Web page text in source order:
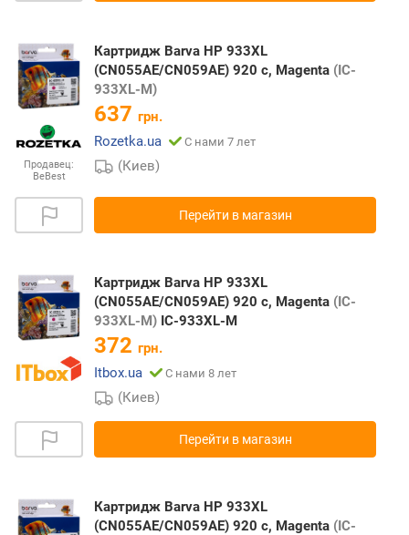
Продавец:
BeBest
Картридж Barva HP 933XL
(CN055AE/CN059AE) 920 c, Magenta (IC-
933XL-M)
637 грн.
Rozetka.ua
С нами 7 лет
(Киев)
Перейти в магазин
Картридж Barva HP 933XL
(CN055AE/CN059AE) 920 c, Magenta (IC-
933XL-M) IC-933XL-M
372 грн.
Itbox.ua
С нами 8 лет
(Киев)
Перейти в магазин
Картридж Barva HP 933XL
(CN055AE/CN059AE) 920 c, Magenta (IC-